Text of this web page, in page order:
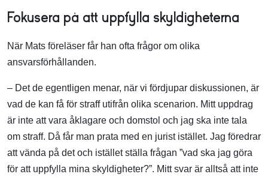
Fokusera på att uppfylla skyldigheterna
När Mats föreläser får han ofta frågor om olika
ansvarsförhållanden.
– Det de egentligen menar, när vi fördjupar diskussionen, är
vad de kan få för straff utifrån olika scenarion. Mitt uppdrag
är inte att vara åklagare och domstol och jag ska inte tala
om straff. Då får man prata med en jurist istället. Jag föredrar
att vända på det och istället ställa frågan ”vad ska jag göra
för att uppfylla mina skyldigheter?”. Mitt svar är alltså att inte